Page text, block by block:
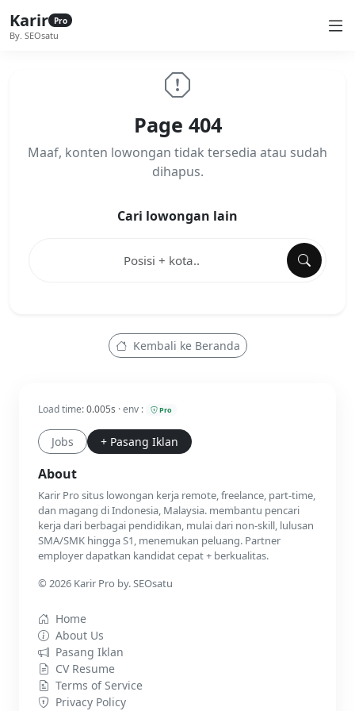
Karir Pro
By. SEOsatu
Page 404
Maaf, konten lowongan tidak tersedia atau sudah
dihapus.
Cari lowongan lain
Kembali ke Beranda
Load time:0.005s · env : Pro
Jobs + Pasang Iklan
About
Karir Pro situs lowongan kerja remote, freelance, part-time,
dan magang di Indonesia, Malaysia. membantu pencari
kerja dari berbagai pendidikan, mulai dari non-skill, lulusan
SMA/SMK hingga S1, menemukan peluang. Partner
employer dapatkan kandidat cepat + berkualitas.
© 2026 Karir Pro by. SEOsatu
Home
About Us
Pasang Iklan
CV Resume
Terms of Service
Privacy Policy